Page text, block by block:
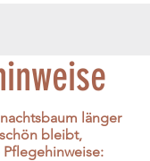
länger
bleibt,